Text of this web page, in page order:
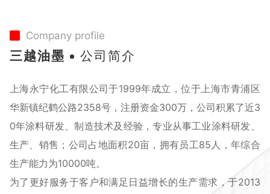
Company profile
三越油墨 公司简介
上海永宁化工有限公司于1999年成立，位于上海市青浦区
华新镇纪鹤公路2358号，注册资金300万，公司积累了近3
0年涂料研发、制造技术及经验，专业从事工业涂料研发、
生产、销售；公司占地面积20亩，拥有员工85人，年综合
生产能力为10000吨。
为了更好服务于客户和满足日益增长的生产需求，于2013